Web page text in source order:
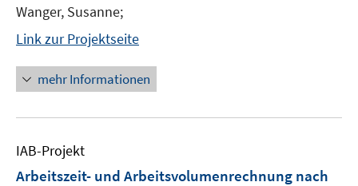
Wanger, Susanne;
Link zur Projektseite
mehr Informationen
IAB-Projekt
Arbeitszeit- und Arbeitsvolumenrechnung nach